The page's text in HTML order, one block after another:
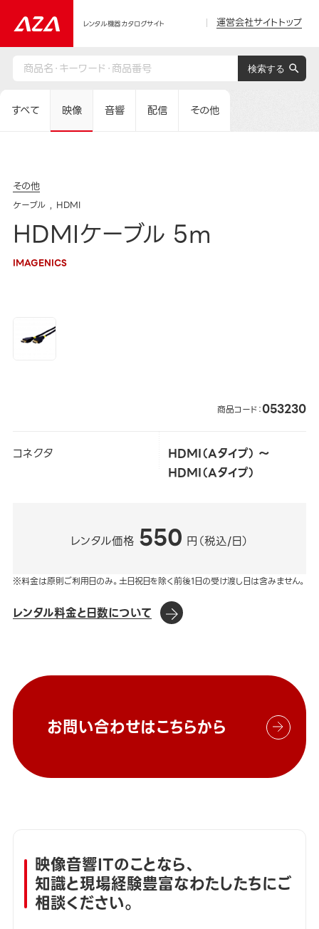
レンタル機器カタログサイト 運営会社サイトトップ
すべて 映像 音響 配信 その他
その他
ケーブル HDMI
HDMIケーブル 5m
IMAGENICS
商品コード：053230
コネクタ
HDMI（Aタイプ） ～
HDMI（Aタイプ）
レンタル価格 550 円（税込/日）
※料金は原則ご利用日のみ。土日祝日を除く前後1日の受け渡し日は含みません。
レンタル料金と日数について
お問い合わせはこちらから
映像音響ITのことなら、
知識と現場経験豊富なわたしたちにご
相談ください。